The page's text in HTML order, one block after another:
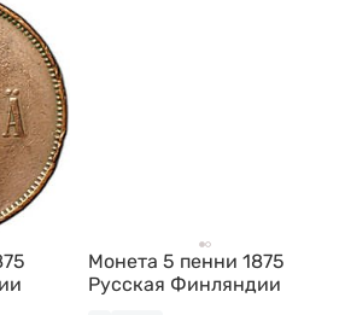
Монета 5 пенни 1875
Русская Финляндии